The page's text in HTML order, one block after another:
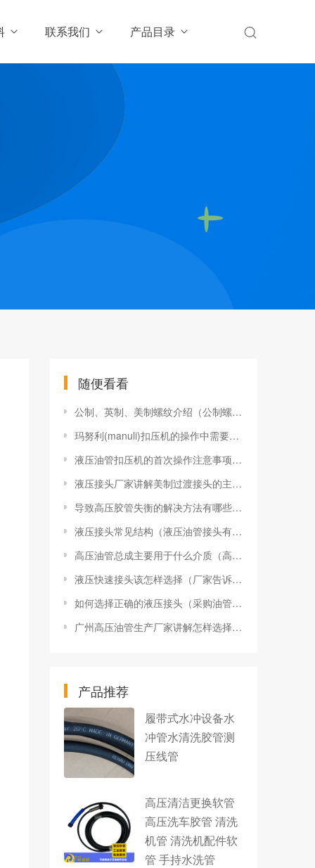
联系我们 产品目录
随便看看
公制、英制、美制螺纹介绍（公制螺纹和美制螺纹与英制螺纹的区别）
玛努利(manuli)扣压机的操作中需要注意九点事项
液压油管扣压机的首次操作注意事项（扣压机第一次使用需注意的事项）
液压接头厂家讲解美制过渡接头的主要用途及过渡接头常见问题
导致高压胶管失衡的解决方法有哪些（导致高压胶管失衡原因）
液压接头常见结构（液压油管接头有哪些类型）
高压油管总成主要用于什么介质（高压胶管应用范围）
液压快速接头该怎样选择（厂家告诉您快速接头的正确使用方法）
如何选择正确的液压接头（采购油管接头怎样挑选）
广州高压油管生产厂家讲解怎样选择高压软管的口径
产品推荐
履带式水冲设备水
冲管水清洗胶管测
压线管
高压清洁更换软管
高压洗车胶管 清洗
机管 清洗机配件软
管 手持水洗管